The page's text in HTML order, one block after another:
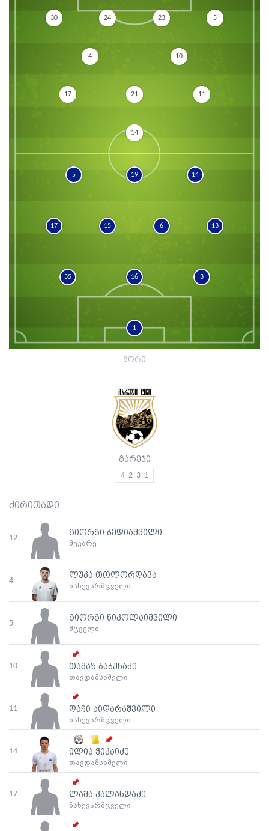
გარეჯი
4-2-3-1
ძირითადი
12
გიორგი ბედიაშვილი
მეკარე
4
ლუკა თოლორდავა
ნახევარმცველი
5
გიორგი ნიკოლაიშვილი
მცველი
10 თამაზ ბაბუნაძე
თავდამსხმელი
11 დაჩი აიდარაშვილი
ნახევარმცველი
14 ილია ჭიკაიძე
თავდამსხმელი
17 ლაშა კალანდაძე
ნახევარმცველი
30 24 23 5
4 10
17 21 11
14
1
3
16
35
13
6
15
17
14
19
5
გორი